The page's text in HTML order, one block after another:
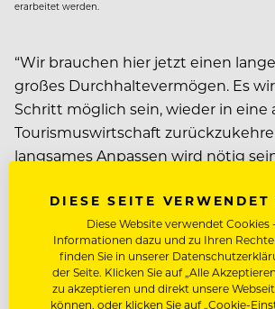
erarbeitet werden.
“Wir brauchen hier jetzt einen
großes Durchhaltevermögen. Es
Schritt möglich sein, wieder in eine
Tourismuswirtschaft
langsames Anpassen wird nötig
Bei 150 Millionen Nächtigungen in
es nicht ausreichen, auf heimische
setzen, prognostiziert der Experte.
im Sommer Nachbarn aus
Tschechien vielleicht besuchen
DIESE SEITE VERWENDET
Diese Website verwendet Cookies
Informationen dazu und zu Ihren
finden Sie in unserer
der Seite. Klicken Sie auf „Alle
zu akzeptieren und direkt unsere
können, oder klicken Sie auf „Cookie-